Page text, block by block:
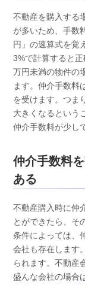
不動産を購入する
が多いため、手数
円」の速算式を覚
3%で計算すると
万円未満の物件の
ます。仲介手数料
を受けます。つま
大きくなるという
仲介手数料が少し
仲介手数料
ある
不動産購入時に仲
とができたら、そ
条件によっては、
会社も存在します
られます。不動産
盛んな会社の場合